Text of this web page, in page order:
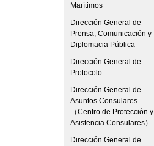
Marítimos
Dirección General de
Prensa, Comunicación y
Diplomacia Pública
Dirección General de
Protocolo
Dirección General de
Asuntos Consulares
（Centro de Protección y
Asistencia Consulares）
Dirección General de